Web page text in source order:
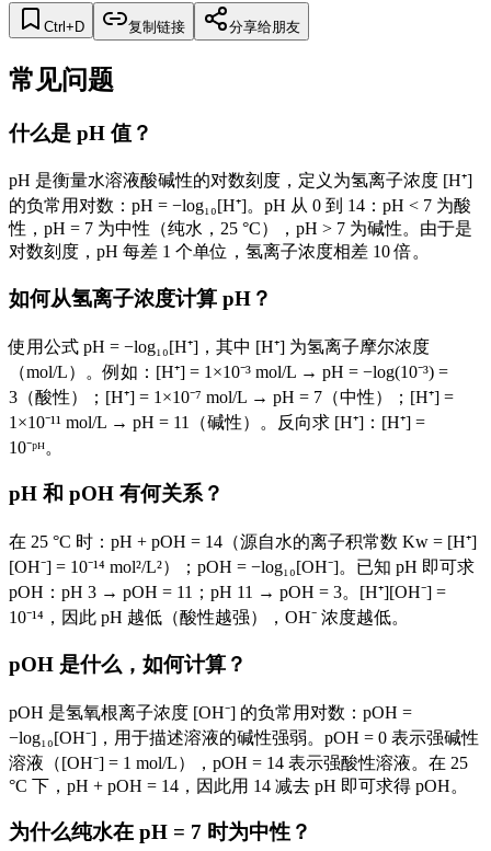
Ctrl+D 复制链接 分享给朋友
常见问题
什么是 pH 值？
pH 是衡量水溶液酸碱性的对数刻度，定义为氢离子浓度 [H⁺]
的负常用对数：pH = −log₁₀[H⁺]。pH 从 0 到 14：pH < 7 为酸
性，pH = 7 为中性（纯水，25 °C），pH > 7 为碱性。由于是
对数刻度，pH 每差 1 个单位，氢离子浓度相差 10 倍。
如何从氢离子浓度计算 pH？
使用公式 pH = −log₁₀[H⁺]，其中 [H⁺] 为氢离子摩尔浓度
（mol/L）。例如：[H⁺] = 1×10⁻³ mol/L → pH = −log(10⁻³) =
3（酸性）；[H⁺] = 1×10⁻⁷ mol/L → pH = 7（中性）；[H⁺] =
1×10⁻¹¹ mol/L → pH = 11（碱性）。反向求 [H⁺]：[H⁺] =
10⁻ᵖᴴ。
pH 和 pOH 有何关系？
在 25 °C 时：pH + pOH = 14（源自水的离子积常数 Kw = [H⁺]
[OH⁻] = 10⁻¹⁴ mol²/L²）；pOH = −log₁₀[OH⁻]。已知 pH 即可求
pOH：pH 3 → pOH = 11；pH 11 → pOH = 3。[H⁺][OH⁻] =
10⁻¹⁴，因此 pH 越低（酸性越强），OH⁻ 浓度越低。
pOH 是什么，如何计算？
pOH 是氢氧根离子浓度 [OH⁻] 的负常用对数：pOH =
−log₁₀[OH⁻]，用于描述溶液的碱性强弱。pOH = 0 表示强碱性
溶液（[OH⁻] = 1 mol/L），pOH = 14 表示强酸性溶液。在 25
°C 下，pH + pOH = 14，因此用 14 减去 pH 即可求得 pOH。
为什么纯水在 pH = 7 时为中性？